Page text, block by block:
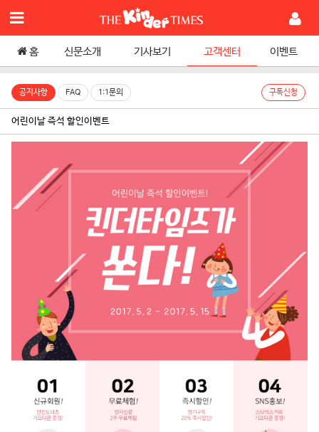
홈 신문소개 기사보기 고객센터 이벤트
공지사항 FAQ 1:1문의 구독신청
어린이날 즉석 할인이벤트